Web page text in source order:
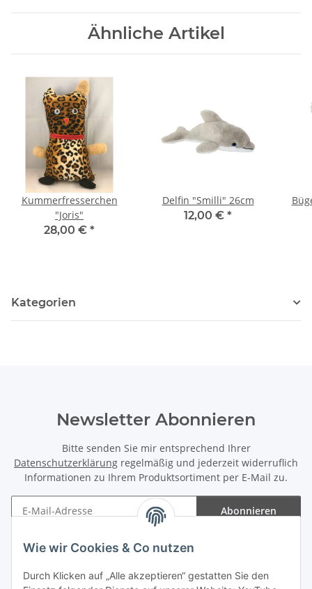
Wie wir Cookies & Co nutzen
Durch Klicken auf „Alle akzeptieren“ gestatten Sie den
Ähnliche Artikel
Kummerfresserchen
"Joris"
28,00 € *
Delfin "Smilli" 26cm
12,00 € *
Kategorien
Newsletter Abonnieren
Bitte senden Sie mir entsprechend Ihrer
Datenschutzerklärung regelmäßig und jederzeit widerruflich
Informationen zu Ihrem Produktsortiment per E-Mail zu.
Abonnieren